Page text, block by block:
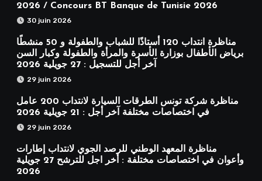
2026 / Concours BT Banque de Tunisie 2026
30 juin 2026
مناظرة انتداب 120 أستاذًا للشباب والطفولة و 50 منشطًا
برياض الأطفال بوزارة الأسرة والمرأة والطفولة وكبار السن
آخر أجل للتسجيل : 27 جويلية 2026
29 juin 2026
مناظرة شركة تونس الطرقات السيارة لانتداب 200 عامل
في اختصاصات مختلفة آخر أجل : 21 جويلية 2026
29 juin 2026
مناظرة المعهد الوطني للرصد الجوي لانتداب إطارات
وأعوان في اختصاصات مختلفة : أخر اجل للترشح 27 جويلية
2026